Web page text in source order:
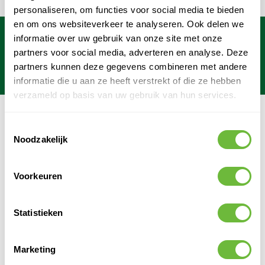
personaliseren, om functies voor social media te bieden
en om ons websiteverkeer te analyseren. Ook delen we
informatie over uw gebruik van onze site met onze
partners voor social media, adverteren en analyse. Deze
partners kunnen deze gegevens combineren met andere
informatie die u aan ze heeft verstrekt of die ze hebben
verzameld op basis van uw gebruik van hun services.
Noodzakelijk
Voorkeuren
Statistieken
Marketing
Dit formulier is beveiligd met reCAPTCHA - hetPrivacybeleid
Gratis verzendingvanaf €249*
Binnen1 werkdagverzonden!
Maandag t/mzaterdag bereikbaar
Bel, app of mail met onze klantenservice
info@dakmaterialen.com
Openingstijden
Bezoek onze winkel